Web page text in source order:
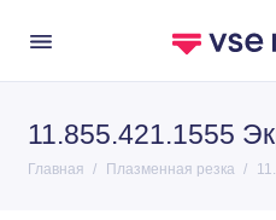
11.855.421.1555
Главная Плазменная резка